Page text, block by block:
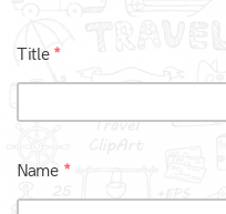
Title
Name